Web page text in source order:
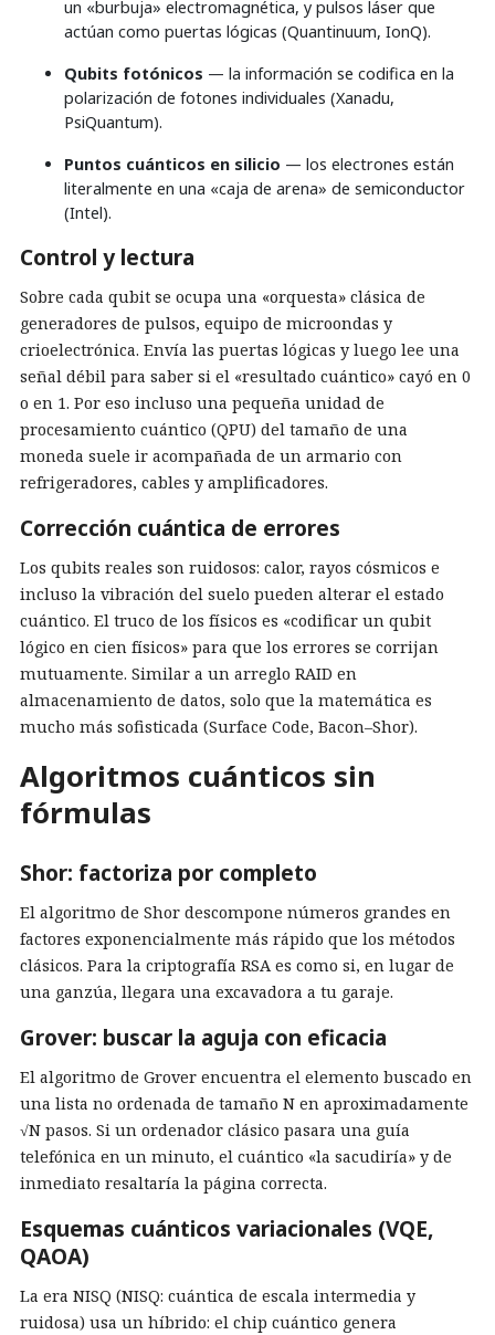
un «burbuja» electromagnética, y pulsos láser que
actúan como puertas lógicas (Quantinuum, IonQ).
Qubits fotónicos — la información se codifica en la
polarización de fotones individuales (Xanadu,
PsiQuantum).
Puntos cuánticos en silicio — los electrones están
literalmente en una «caja de arena» de semiconductor
(Intel).
Control y lectura
Sobre cada qubit se ocupa una «orquesta» clásica de
generadores de pulsos, equipo de microondas y
crioelectrónica. Envía las puertas lógicas y luego lee una
señal débil para saber si el «resultado cuántico» cayó en 0
o en 1. Por eso incluso una pequeña unidad de
procesamiento cuántico (QPU) del tamaño de una
moneda suele ir acompañada de un armario con
refrigeradores, cables y amplificadores.
Corrección cuántica de errores
Los qubits reales son ruidosos: calor, rayos cósmicos e
incluso la vibración del suelo pueden alterar el estado
cuántico. El truco de los físicos es «codificar un qubit
lógico en cien físicos» para que los errores se corrijan
mutuamente. Similar a un arreglo RAID en
almacenamiento de datos, solo que la matemática es
mucho más sofisticada (Surface Code, Bacon–Shor).
Algoritmos cuánticos sin
fórmulas
Shor: factoriza por completo
El algoritmo de Shor descompone números grandes en
factores exponencialmente más rápido que los métodos
clásicos. Para la criptografía RSA es como si, en lugar de
una ganzúa, llegara una excavadora a tu garaje.
Grover: buscar la aguja con eficacia
El algoritmo de Grover encuentra el elemento buscado en
una lista no ordenada de tamaño N en aproximadamente
√N pasos. Si un ordenador clásico pasara una guía
telefónica en un minuto, el cuántico «la sacudiría» y de
inmediato resaltaría la página correcta.
Esquemas cuánticos variacionales (VQE,
QAOA)
La era NISQ (NISQ: cuántica de escala intermedia y
ruidosa) usa un híbrido: el chip cuántico genera